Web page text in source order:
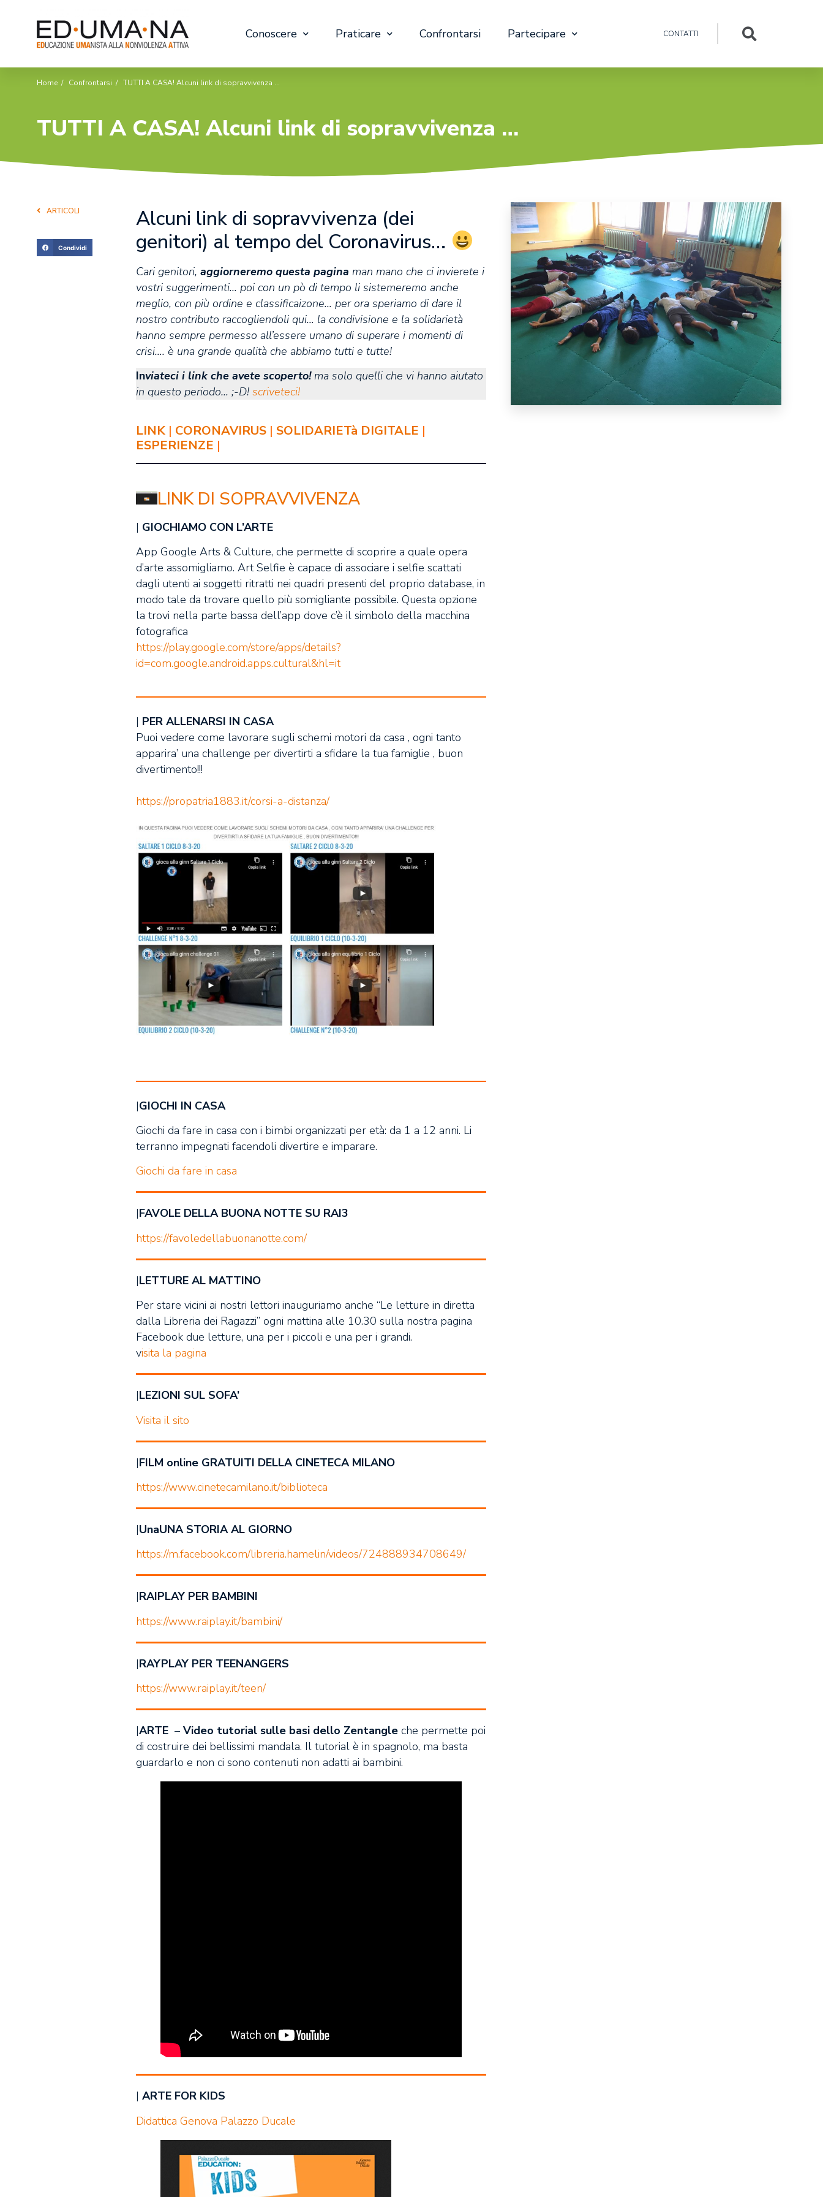
Conoscere Praticare Confrontarsi Partecipare CONTATTI
Home / Confrontarsi / TUTTI A CASA! Alcuni link di sopravvivenza …
TUTTI A CASA! Alcuni link di sopravvivenza …
ARTICOLI
Condividi
Alcuni link di sopravvivenza (dei
genitori) al tempo del Coronavirus…
Cari genitori,aggiorneremo questa pagina man mano che ci invierete i
vostri suggerimenti… poi con un pò di tempo li sistemeremo anche
meglio, con più ordine e classificaizone… per ora speriamo di dare il
nostro contributo raccogliendoli qui… la condivisione e la solidarietà
hanno sempre permesso all’essere umano di superare i momenti di
crisi…. è una grande qualità che abbiamo tutti e tutte!
Inviateci i link che avete scoperto!ma solo quelli che vi hanno aiutato
in questo periodo… ;-D!scriveteci!
LINK | CORONAVIRUS |SOLIDARIETà DIGITALE |
ESPERIENZE |
LINK DI SOPRAVVIVENZA
| GIOCHIAMO CON L’ARTE
App Google Arts & Culture, che permette di scoprire a quale opera
d’arte assomigliamo. Art Selfie è capace di associare i selfie scattati
dagli utenti ai soggetti ritratti nei quadri presenti del proprio database, in
modo tale da trovare quello più somigliante possibile. Questa opzione
la trovi nella parte bassa dell’app dove c’è il simbolo della macchina
fotografica
https://play.google.com/store/apps/details?
id=com.google.android.apps.cultural&hl=it
| PER ALLENARSI IN CASA
Puoi vedere come lavorare sugli schemi motori da casa , ogni tanto
apparira’ una challenge per divertirti a sfidare la tua famiglie , buon
divertimento!!!
https://propatria1883.it/corsi-a-distanza/
|GIOCHI IN CASA
Giochi da fare in casa con i bimbi organizzati per età: da 1 a 12 anni. Li
terranno impegnati facendoli divertire e imparare.
Giochi da fare in casa
|FAVOLE DELLA BUONA NOTTE SU RAI3
https://favoledellabuonanotte.com/
|LETTURE AL MATTINO
Per stare vicini ai nostri lettori inauguriamo anche “Le letture in diretta
dalla Libreria dei Ragazzi” ogni mattina alle 10.30 sulla nostra pagina
Facebook due letture, una per i piccoli e una per i grandi.
visita la pagina
|LEZIONI SUL SOFA’
Visita il sito
|FILM online GRATUITI DELLA CINETECA MILANO
https://www.cinetecamilano.it/biblioteca
|UnaUNA STORIA AL GIORNO
https://m.facebook.com/libreria.hamelin/videos/724888934708649/
|RAIPLAY PER BAMBINI
https://www.raiplay.it/bambini/
|RAYPLAY PER TEENANGERS
https://www.raiplay.it/teen/
|ARTE–Video tutorial sulle basi dello Zentangle che permette poi
di costruire dei bellissimi mandala. Il tutorial è in spagnolo, ma basta
guardarlo e non ci sono contenuti non adatti ai bambini.
|ARTE FOR KIDS
Didattica Genova Palazzo Ducale